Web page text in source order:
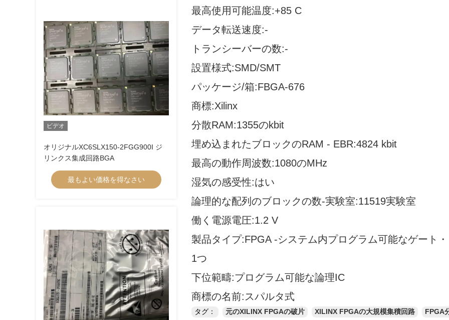
ビデオ
オリジナルXC6SLX150-2FGG900I ジ
リンクス集成回路BGA
最もよい価格を得なさい
最高使用可能温度:+85 C
データ転送速度:-
トランシーバーの数:-
設置様式:SMD/SMT
パッケージ/箱:FBGA-676
商標:Xilinx
分散RAM:1355のkbit
埋め込まれたブロックのRAM - EBR:4824 kbit
最高の動作周波数:1080のMHz
湿気の感受性:はい
論理的な配列のブロックの数-実験室:11519実験室
働く電源電圧:1.2 V
製品タイプ:FPGA -システム内プログラム可能なゲート
1つ
下位範疇:プログラム可能な論理IC
商標の名前:スパルタ式
タグ： 元のXILINX FPGAの破片 XILINX FPGAの大規模集積回路 FPGA